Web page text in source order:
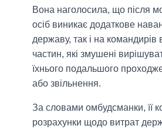
Вона наголосила, що після
осіб виникає додаткове
державу, так і на командирів
частин, які змушені
їхнього подальшого
або звільнення.
За словами омбудсманки, її
розрахунки щодо витрат